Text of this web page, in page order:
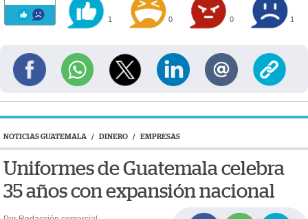
1 0 0 1
NOTICIAS GUATEMALA / DINERO / EMPRESAS
Uniformes de Guatemala celebra
35 años con expansión nacional